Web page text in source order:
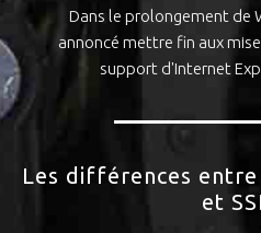
Dans le prolongement de
annoncé mettre fin aux
support d'Internet
Les différences
et